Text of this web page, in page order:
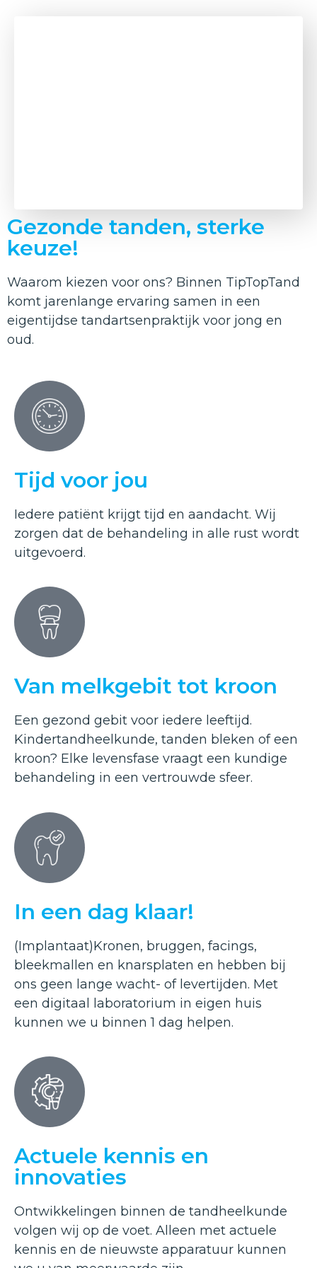
Gezonde tanden, sterke
keuze!
Waarom kiezen voor ons? Binnen TipTopTand
komt jarenlange ervaring samen in een
eigentijdse tandartsenpraktijk voor jong en
oud.
Tijd voor jou
Iedere patiënt krijgt tijd en aandacht. Wij
zorgen dat de behandeling in alle rust wordt
uitgevoerd.
Van melkgebit tot kroon
Een gezond gebit voor iedere leeftijd.
Kindertandheelkunde, tanden bleken of een
kroon? Elke levensfase vraagt een kundige
behandeling in een vertrouwde sfeer.
In een dag klaar!
(Implantaat)Kronen, bruggen, facings,
bleekmallen en knarsplaten en hebben bij
ons geen lange wacht- of levertijden. Met
een digitaal laboratorium in eigen huis
kunnen we u binnen 1 dag helpen.
Actuele kennis en
innovaties
Ontwikkelingen binnen de tandheelkunde
volgen wij op de voet. Alleen met actuele
kennis en de nieuwste apparatuur kunnen